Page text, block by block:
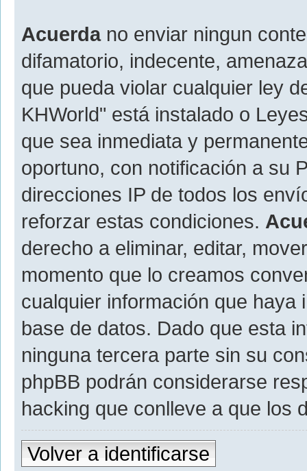
Acuerdano enviar ningun
difamatorio, indecente,
que pueda violar cualquier ley
KHWorld" está instalado o
que sea inmediata y
oportuno, con notificación a su
direcciones IP de todos los
reforzar estas condiciones.
derecho a eliminar, editar,
momento que lo creamos
cualquier información que
base de datos. Dado que esta
ninguna tercera parte sin su
phpBB podrán considerarse
hacking que conlleve a que los
Volver a identificarse